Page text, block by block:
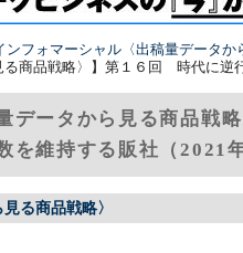
ンフォマーシャル〈出稿量データか
る商品戦略〉】第１６回 時代に逆
データから見る商品戦
を維持する販社（2021
る商品戦略〉